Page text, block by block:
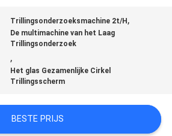
Trillingsonderzoeksmachine 2t/H ,
De multimachine van het Laag
Trillingsonderzoek
,
Het glas Gezamenlijke Cirkel
Trillingsscherm
BESTE PRIJS